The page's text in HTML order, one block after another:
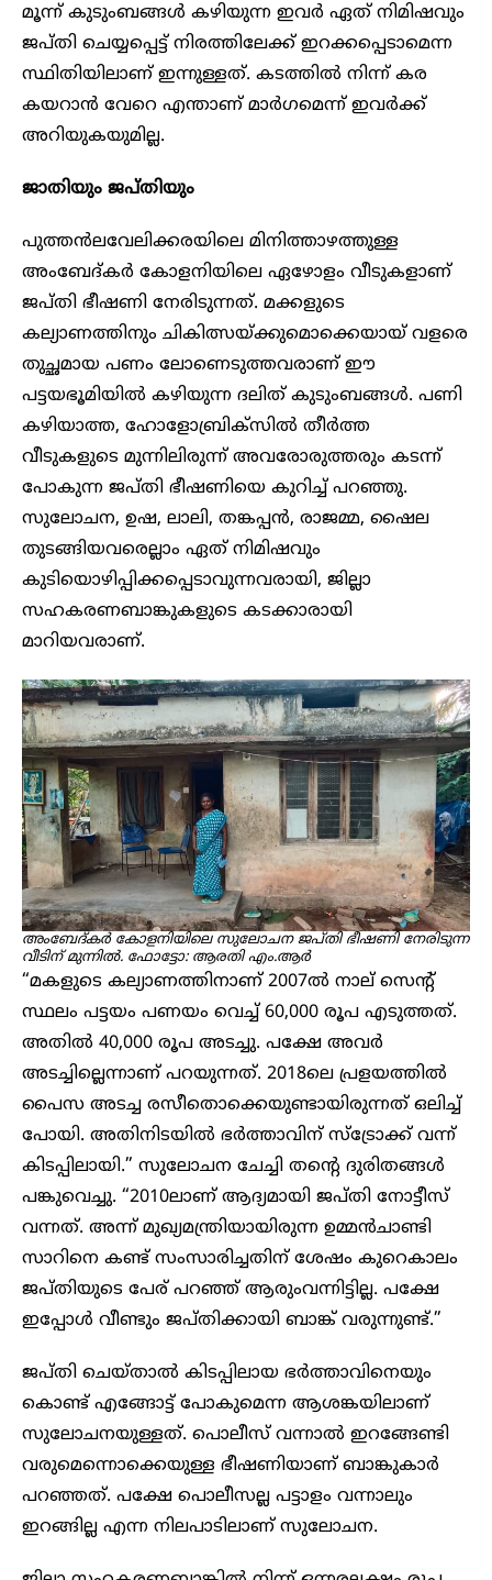
മൂന്ന് കുടുംബങ്ങൾ കഴിയുന്ന ഇവർ ഏത് നിമിഷവും
ജപ്തി ചെയ്യപ്പെട്ട് നിരത്തിലേക്ക് ഇറക്കപ്പെടാമെന്ന
സ്ഥിതിയിലാണ് ഇന്നുള്ളത്. കടത്തിൽ നിന്ന് കര
കയറാൻ വേറെ എന്താണ് മാർഗമെന്ന് ഇവർക്ക്
അറിയുകയുമില്ല.
ജാതിയും ജപ്തിയും
പുത്തൻലവേലിക്കരയിലെ മിനിത്താഴത്തുള്ള
അംബേദ്കർ കോളനിയിലെ ഏഴോളം വീടുകളാണ്
ജപ്തി ഭീഷണി നേരിടുന്നത്. മക്കളുടെ
കല്യാണത്തിനും ചികിത്സയ്ക്കുമൊക്കെയായ് വളരെ
തുച്ഛമായ പണം ലോണെടുത്തവരാണ് ഈ
പട്ടയഭൂമിയിൽ കഴിയുന്ന ദലിത് കുടുംബങ്ങൾ. പണി
കഴിയാത്ത, ഹോളോബ്രിക്‌സിൽ തീർത്ത
വീടുകളുടെ മുന്നിലിരുന്ന് അവരോരുത്തരും കടന്ന്
പോകുന്ന ജപ്തി ഭീഷണിയെ കുറിച്ച് പറഞ്ഞു.
സുലോചന, ഉഷ, ലാലി, തങ്കപ്പൻ, രാജമ്മ, ഷൈല
തുടങ്ങിയവരെല്ലാം ഏത് നിമിഷവും
കുടിയൊഴിപ്പിക്കപ്പെടാവുന്നവരായി, ജില്ലാ
സഹകരണബാങ്കുകളുടെ കടക്കാരായി
മാറിയവരാണ്.
അംബേദ്കർ കോളനിയിലെ സുലോചന ജപ്തി ഭീഷണി നേരിടുന്ന
വീടിന്മുന്നിൽ. ഫോട്ടോ: ആരതി എം.ആ​ർ
“മകളുടെ കല്യാണത്തിനാണ് 2007ൽ നാല് സെന്റ്
സ്ഥലം പട്ടയം പണയം വെച്ച് 60,000 രൂപ എടുത്തത്.
അതിൽ 40,000 രൂപ അടച്ചു. പക്ഷേ അവർ
അടച്ചില്ലെന്നാണ് പറയുന്നത്. 2018ലെ പ്രളയത്തിൽ
പൈസ അടച്ച രസീതൊക്കെയുണ്ടായിരുന്നത് ഒലിച്ച്
പോയി. അതിനിടയിൽ ഭർത്താവിന് സ്‌ട്രോക്ക് വന്ന്
കിടപ്പിലായി.” സുലോചന ചേച്ചി തന്റെ ദുരിതങ്ങൾ
പങ്കുവെച്ചു. “2010ലാണ് ആദ്യമായി ജപ്തി നോട്ടീസ്
വന്നത്. അന്ന് മുഖ്യമന്ത്രിയായിരുന്ന ഉമ്മൻചാണ്ടി
സാറിനെ കണ്ട് സംസാരിച്ചതിന് ശേഷം കുറെകാലം
ജപ്തിയുടെ പേര് പറഞ്ഞ് ആരുംവന്നിട്ടില്ല. പക്ഷേ
ഇപ്പോൾ വീണ്ടും ജപ്തിക്കായി ബാങ്ക് വരുന്നുണ്ട്.”
ജപ്തി ചെയ്താൽ കിടപ്പിലായ ഭർത്താവിനെയും
കൊണ്ട് എങ്ങോട്ട് പോകുമെന്ന ആശങ്കയിലാണ്
സുലോചനയുള്ളത്. പൊലീസ് വന്നാൽ ഇറങ്ങേണ്ടി
വരുമെന്നൊക്കെയുള്ള ഭീഷണിയാണ് ബാങ്കുകാർ
പറഞ്ഞത്. പക്ഷേ പൊലീസല്ല പട്ടാളം വന്നാലും
ഇറങ്ങില്ല എന്ന നിലപാടിലാണ് സുലോചന.